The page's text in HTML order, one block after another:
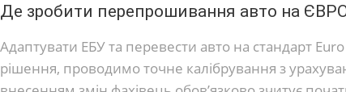
Де зробити перепрошивання авто на
Адаптувати ЕБУ та перевести авто на стандарт
рішення, проводимо точне калібрування з